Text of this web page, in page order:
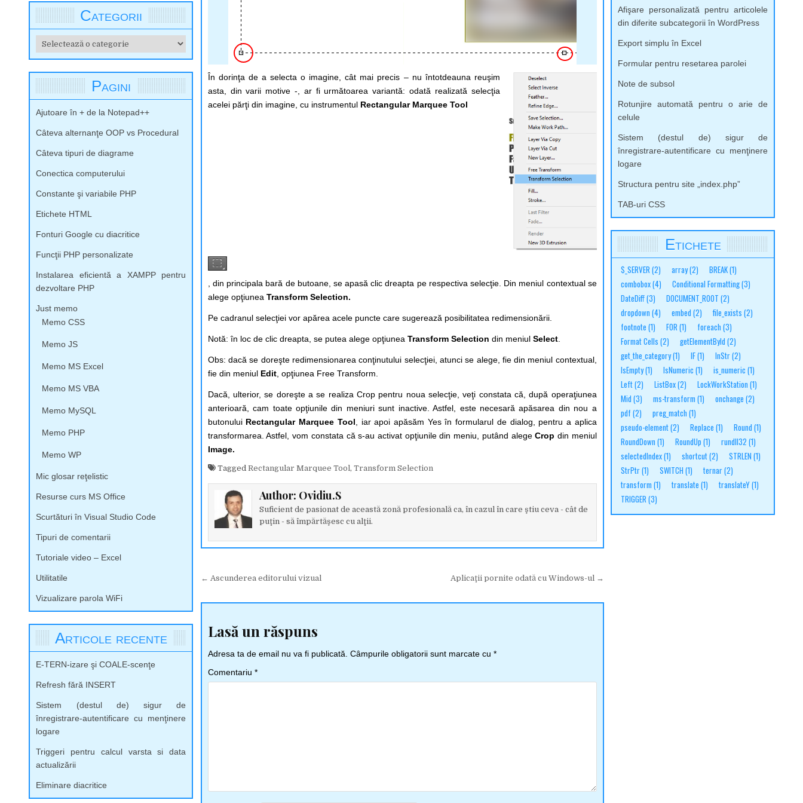
Categorii
Categorii
Pagini
Ajutoare în + de la Notepad++
Câteva alternanţe OOP vs Procedural
Câteva tipuri de diagrame
Conectica computerului
Constante şi variabile PHP
Etichete HTML
Fonturi Google cu diacritice
Funcţii PHP personalizate
Instalarea eficientă a XAMPP pentru
dezvoltare PHP
Just memo
Memo CSS
Memo JS
Memo MS Excel
Memo MS VBA
Memo MySQL
Memo PHP
Memo WP
Mic glosar reţelistic
Resurse curs MS Office
Scurtături în Visual Studio Code
Tipuri de comentarii
Tutoriale video – Excel
Utilitatile
Vizualizare parola WiFi
Articole recente
E-TERN-izare şi COALE-scenţe
Refresh fără INSERT
Sistem (destul de) sigur de
înregistrare-autentificare cu menţinere
logare
Triggeri pentru calcul varsta si data
actualizării
Eliminare diacritice
În dorinţa de a selecta o imagine, cât mai precis – nu întotdeauna reuşim
asta, din varii motive -, ar fi următoarea variantă: odată realizată selecţia
acelei părţi din imagine, cu instrumentul Rectangular Marquee Tool
, din principala bară de butoane, se apasă clic dreapta pe respectiva selecţie. Din meniul contextual se
alege opţiunea Transform Selection.
Pe cadranul selecţiei vor apărea acele puncte care sugerează posibilitatea redimensionării.
Notă: în loc de clic dreapta, se putea alege opţiunea Transform Selection din meniul Select.
Obs: dacă se doreşte redimensionarea conţinutului selecţiei, atunci se alege, fie din meniul contextual,
fie din meniul Edit, opţiunea Free Transform.
Dacă, ulterior, se doreşte a se realiza Crop pentru noua selecţie, veţi constata că, după operaţiunea
anterioară, cam toate opţiunile din meniuri sunt inactive. Astfel, este necesară apăsarea din nou a
butonului Rectangular Marquee Tool, iar apoi apăsăm Yes în formularul de dialog, pentru a aplica
transformarea. Astfel, vom constata că s-au activat opţiunile din meniu, putând alegeCrop din meniul
Image.
Tagged Rectangular Marquee Tool, Transform Selection
Author: Ovidiu.S
Suficient de pasionat de această zonă profesională ca, în cazul în care ştiu ceva - cât de
puţin - să împărtăşesc cu alţii.
Navigare
Aplicaţii pornite odată cu Windows-ul →
← Ascunderea editorului vizual
Lasă un răspuns
Adresa ta de email nu va fi publicată. Câmpurile obligatorii sunt marcate cu *
Comentariu *
Afişare personalizată pentru articolele
din diferite subcategorii în WordPress
Export simplu în Excel
Formular pentru resetarea parolei
Note de subsol
Rotunjire automată pentru o arie de
celule
Sistem (destul de) sigur de
înregistrare-autentificare cu menţinere
logare
Structura pentru site „index.php”
TAB-uri CSS
Etichete
$_SERVER(2) array(2) BREAK(1)
combobox(4) Conditional Formatting(3)
DateDiff(3) DOCUMENT_ROOT (2)
dropdown (4) embed (2) file_exists (2)
footnote (1) FOR(1) foreach (3)
Format Cells (2) getElementById (2)
get_the_category(1) IF(1) InStr(2)
IsEmpty(1) IsNumeric (1) is_numeric (1)
Left(2) ListBox(2) LockWorkStation (1)
Mid (3) ms-transform (1) onchange (2)
pdf (2) preg_match (1)
pseudo-element(2) Replace (1) Round (1)
RoundDown (1) RoundUp (1) rundll32 (1)
selectedIndex(1) shortcut(2) STRLEN (1)
StrPtr(1) SWITCH (1) ternar(2)
transform (1) translate (1) translateY(1)
TRIGGER(3)